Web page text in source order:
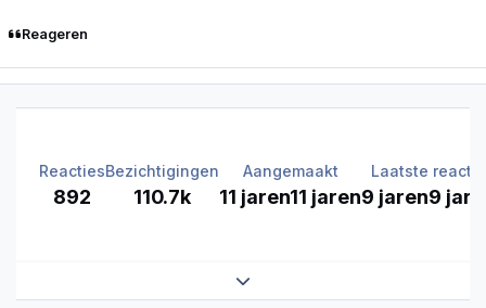
Reageren
Reacties
892
Bezichtigingen
110.7k
Aangemaakt
11 jaren11 jaren
Laatste reactie
9 jaren9
Expand topic overview